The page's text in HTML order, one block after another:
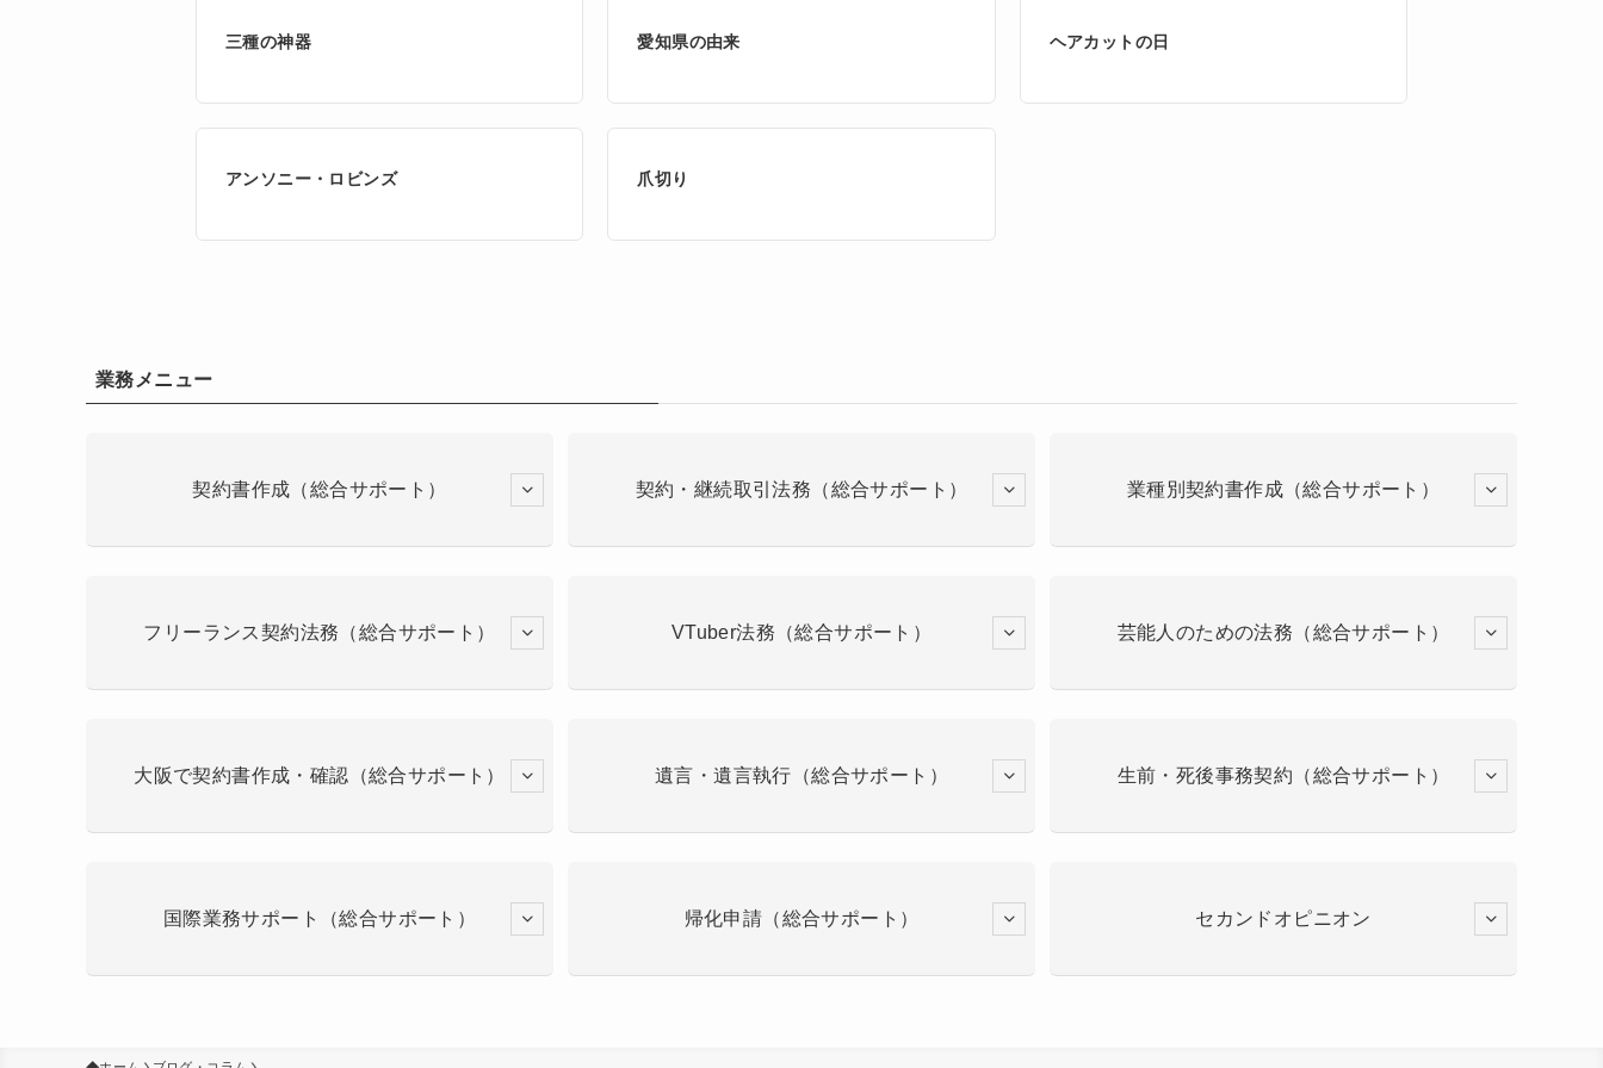
三種の神器 愛知県の由来 ヘアカットの日
アンソニー・ロビンズ 爪切り
業務メニュー
契約書作成（総合サポート） 契約・継続取引法務（総合サポート） 業種別契約書作成（総合サポート）
フリーランス契約法務（総合サポート） VTuber法務（総合サポート） 芸能人のための法務（総合サポート）
大阪で契約書作成・確認（総合サポート） 遺言・遺言執行（総合サポート） 生前・死後事務契約（総合サポート）
国際業務サポート（総合サポート） 帰化申請（総合サポート） セカンドオピニオン